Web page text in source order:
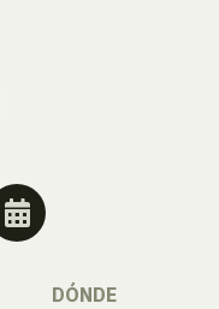
DÓNDE